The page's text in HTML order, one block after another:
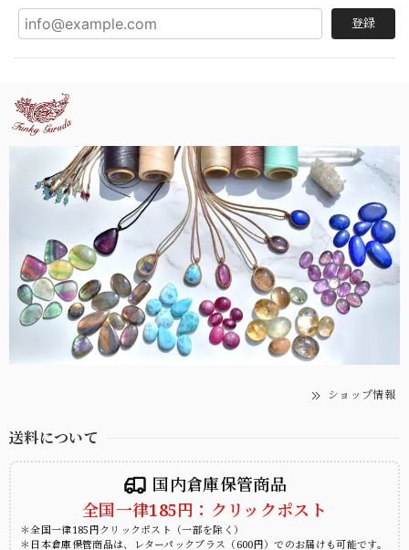
登録
ショップ情報
送料について
国内倉庫保管商品
全国一律185円：クリックポスト
＊全国一律185円クリックポスト（一部を除く）
＊日本倉庫保管商品は、レターパックプラス（600円）でのお届けも可能です。